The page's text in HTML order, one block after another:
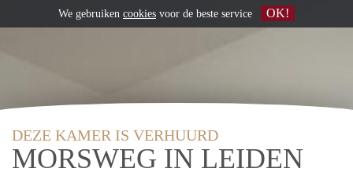
DEZE KAMER IS VERHUURD
MORSWEG IN LEIDEN
We gebruiken cookies voor de beste service OK!